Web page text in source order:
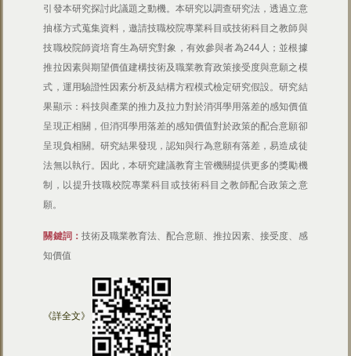
引發本研究探討此議題之動機。本研究以調查研究法，透過立意
抽樣方式蒐集資料，邀請技職校院專業科目或技術科目之教師與
技職校院師資培育生為研究對象，有效參與者為244人；並根據
推拉因素與期望價值建構技術及職業教育政策接受度與意願之模
式，運用驗證性因素分析及結構方程模式檢定研究假設。研究結
果顯示：科技與產業的推力及拉力對於消弭學用落差的感知價值
呈現正相關，但消弭學用落差的感知價值對於政策的配合意願卻
呈現負相關。研究結果發現，認知與行為意願有落差，易造成徒
法無以執行。因此，本研究建議教育主管機關提供更多的獎勵機
制，以提升技職校院專業科目或技術科目之教師配合政策之意
願。
關鍵詞： 技術及職業教育法、配合意願、推拉因素、接受度、感
知價值
《詳全文》